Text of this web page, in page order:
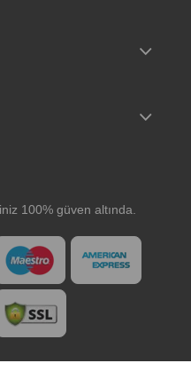
100% güven altında.